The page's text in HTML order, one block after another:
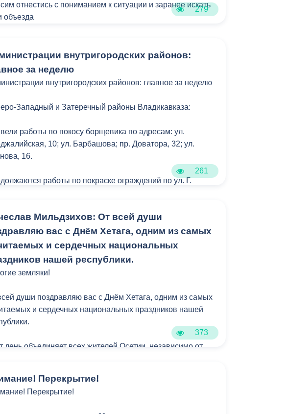
отнестись с пониманием к ситуации и заранее искать
объезда
279
внутригородских районов:
за неделю
внутригородских районов: главное за неделю
Западный и Затеречный районы Владикавказа:
работы по покосу борщевика по адресам: ул.
10; ул. Барбашова; пр. Доватора, 32; ул.
16.
работы по покраске ограждений по ул. Г.
мусор в мкрн «Новый город».
ликвидация стихийной свалки по ул.
Доватора прошла очистка от поросли.
и Промышленный районы Владикавказа:
кладбища в пос. Заводском проведена уборка.
работа по очистке от информационных
261
Мильдзихов: От всей души
вас с Днём Хетага, одним из самых
и сердечных национальных
нашей республики.
земляки!
души поздравляю вас с Днём Хетага, одним из самых
и сердечных национальных праздников нашей
день объединяет всех жителей Осетии, независимо от
в этот день люди приходят в священную рощу
373
Перекрытие!
Перекрытие!